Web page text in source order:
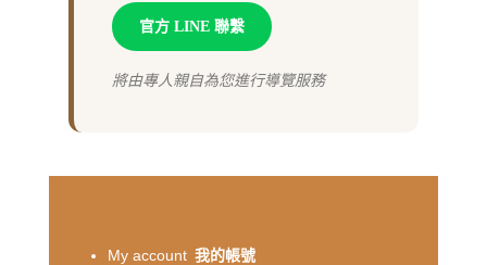
官方 LINE 聯繫
將由專人親自為您進行導覽服務
My account 我的帳號